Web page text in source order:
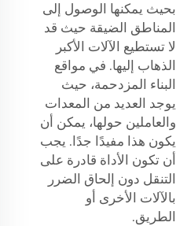
بحيث يمكنها الوصول إلى
المناطق الضيقة حيث قد
لا تستطيع الآلات الأكبر
الذهاب إليها. في مواقع
البناء المزدحمة، حيث
يوجد العديد من المعدات
والعاملين حولها، يمكن أن
يكون هذا مفيدًا جدًا. يجب
أن تكون الأداة قادرة على
التنقل دون إلحاق الضرر
بالآلات الأخرى أو
الطريق.